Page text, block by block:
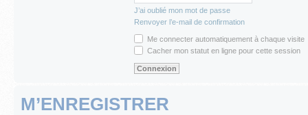
J’ai oublié mon mot de passe
Renvoyer l’e-mail de confirmation
Me connecter automatiquement à chaque visite
Cacher mon statut en ligne pour cette session
M’ENREGISTRER